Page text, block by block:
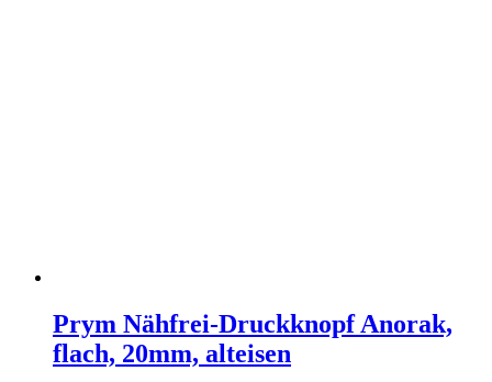
Prym Nähfrei-Druckknopf Anorak,
flach, 20mm, alteisen